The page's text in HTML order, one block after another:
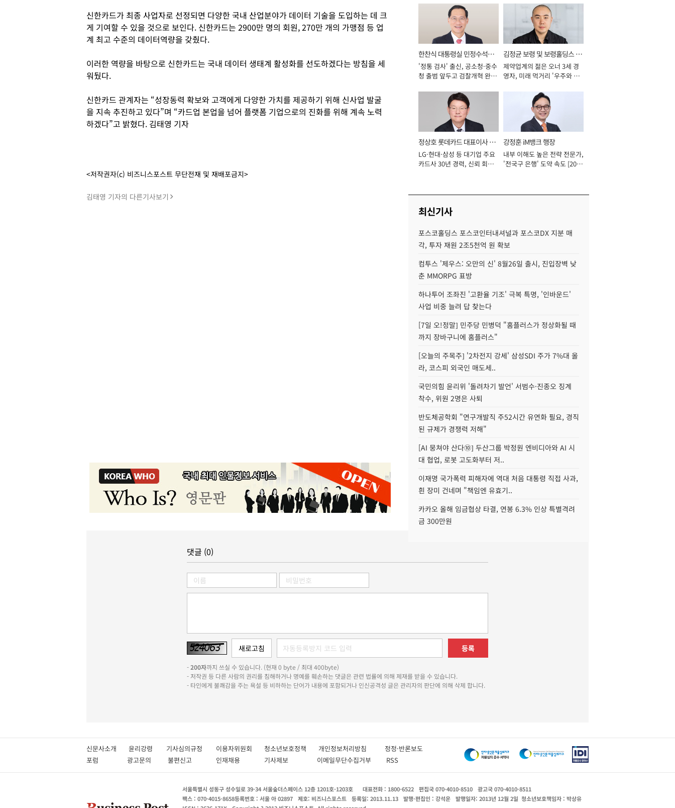
신한카드가 최종 사업자로 선정되면 다양한 국내 산업분야가 데이터 기술을 도입하는 데 크
게 기여할 수 있을 것으로 보인다. 신한카드는 2900만 명의 회원, 270만 개의 가맹점 등 업
계 최고 수준의 데이터역량을 갖췄다.
이러한 역량을 바탕으로 신한카드는 국내 데이터 생태계 활성화를 선도하겠다는 방침을 세
워뒀다.
신한카드 관계자는 “성장동력 확보와 고객에게 다양한 가치를 제공하기 위해 신사업 발굴
을 지속 추진하고 있다”며 “카드업 본업을 넘어 플랫폼 기업으로의 진화를 위해 계속 노력
하겠다”고 밝혔다. 김태영 기자
<저작권자(c) 비즈니스포스트 무단전재 및 재배포금지>
김태영 기자의 다른기사보기
한찬식 대통령실 민정수석비
서관
'정통 검사' 출신, 공소청·중수
청 출범 앞두고 검찰개혁 완수
김정균 보령 및 보령홀딩스 대
표이사 사장
제약업계의 젊은 오너 3세 경
영자, 미래 먹거리 '우주와 헬
정상호 롯데카드 대표이사 사
장
LG·현대·삼성 등 대기업 주요
카드사 30년 경력, 신뢰 회복
강정훈 iM뱅크 행장
내부 이해도 높은 전략 전문가,
'전국구 은행' 도약 속도 [2026
최신기사
포스코홀딩스 포스코인터내셔널과 포스코DX 지분 매
각, 투자 재원 2조5천억 원 확보
컴투스 '제우스: 오만의 신' 8월26일 출시, 진입장벽 낮
춘 MMORPG 표방
하나투어 조좌진 '고환율 기조' 극복 특명, '인바운드'
사업 비중 늘려 답 찾는다
[7일 오!정말] 민주당 민병덕 "홈플러스가 정상화될 때
까지 장바구니에 홈플러스"
[오늘의 주목주] '2차전지 강세' 삼성SDI 주가 7%대 올
라, 코스피 외국인 매도세..
국민의힘 윤리위 '돌려차기 발언' 서범수·진종오 징계
착수, 위원 2명은 사퇴
반도체공학회 "연구개발직 주52시간 유연화 필요, 경직
된 규제가 경쟁력 저해"
[AI 뭉쳐야 산다⑩] 두산그룹 박정원 엔비디아와 AI 시
대 협업, 로봇 고도화부터 저..
이재명 국가폭력 피해자에 역대 처음 대통령 직접 사과,
흰 장미 건네며 "책임엔 유효기..
카카오 올해 임금협상 타결, 연봉 6.3% 인상 특별격려
금 300만원
댓글 (0)
등록
-200자까지 쓰실 수 있습니다. (현재 0 byte / 최대 400byte)
- 저작권 등 다른 사람의 권리를 침해하거나 명예를 훼손하는 댓글은 관련 법률에 의해 제재를 받을 수 있습니다.
- 타인에게 불쾌감을 주는 욕설 등 비하하는 단어가 내용에 포함되거나 인신공격성 글은 관리자의 판단에 의해 삭제 합니다.
신문사소개 윤리강령 기사심의규정 이용자위원회 청소년보호정책 개인정보처리방침 정정·반론보도
포럼
광고문의 불편신고 인재채용 기사제보 이메일무단수집거부 RSS
서울특별시 성동구 성수일로 39-34 서울숲더스페이스 12층 1201호-1203호 대표전화 : 1800-6522 편집국 070-4010-8510
광고국 070-4010-8511
팩스 : 070-4015-8658등록번호 : 서울 아 02897 제호: 비즈니스포스트 등록일: 2013.11.13 발행·편집인 : 강석운 발행일자: 2013년 12월 2일 청소년보호책임자 : 박상유